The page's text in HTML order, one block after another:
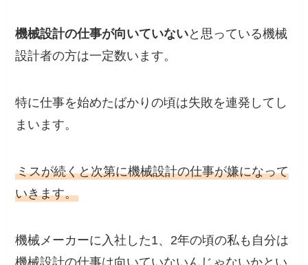
機械設計の仕事が向いていないと思っている機械
設計者の方は一定数います。
特に仕事を始めたばかりの頃は失敗を連発してし
まいます。
ミスが続くと次第に機械設計の仕事が嫌になって
いきます。
機械メーカーに入社した1、2年の頃の私も自分は
機械設計の仕事は向いていないんじゃないかとい